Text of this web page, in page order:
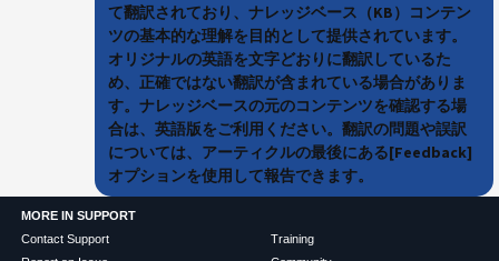
て翻訳されており、ナレッジベース（KB）コンテン
ツの基本的な理解を目的として提供されています。
オリジナルの英語を文字どおりに翻訳しているた
め、正確ではない翻訳が含まれている場合がありま
す。ナレッジベースの元のコンテンツを確認する場
合は、英語版をご利用ください。翻訳の問題や誤訳
については、アーティクルの最後にある[Feedback]
オプションを使用して報告できます。
MORE IN SUPPORT
Contact Support
Training